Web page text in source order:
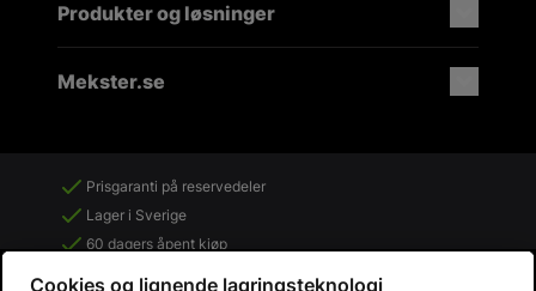
Produkter og løsninger
Mekster.se
Prisgaranti på reservedeler
Lager i Sverige
60 dagers åpent kjøp
Gratis returer
Cookies og lignende lagringsteknologi